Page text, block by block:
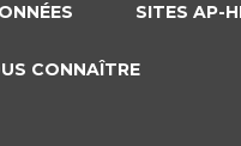
SITES AP-
CONNAÎTRE